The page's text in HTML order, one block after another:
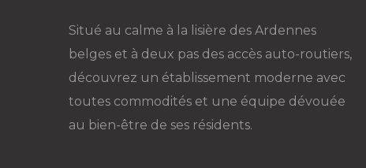
Situé au calme à la lisière des Ardennes
belges et à deux pas des accès auto-routiers,
découvrez un établissement moderne avec
toutes commodités et une équipe dévouée
au bien-être de ses résidents.